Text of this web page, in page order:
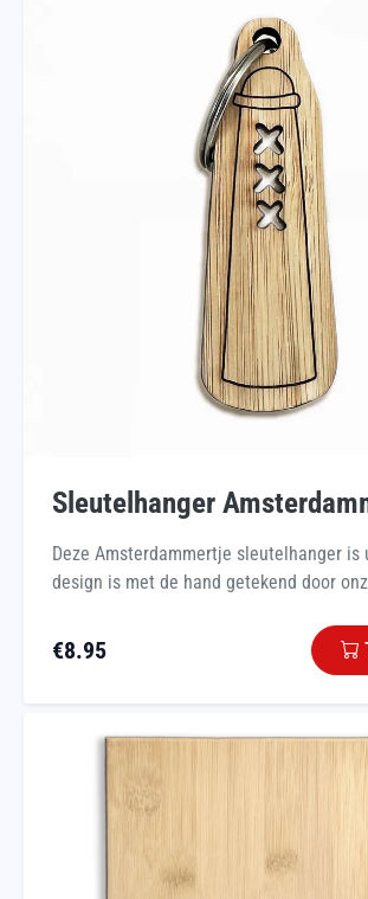
Sleutelhanger
Deze Amsterdammertje sleutelhanger is
design is met de hand getekend door
€8.95